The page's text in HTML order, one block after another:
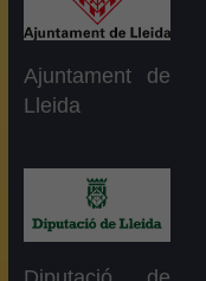
Ajuntament de
Lleida